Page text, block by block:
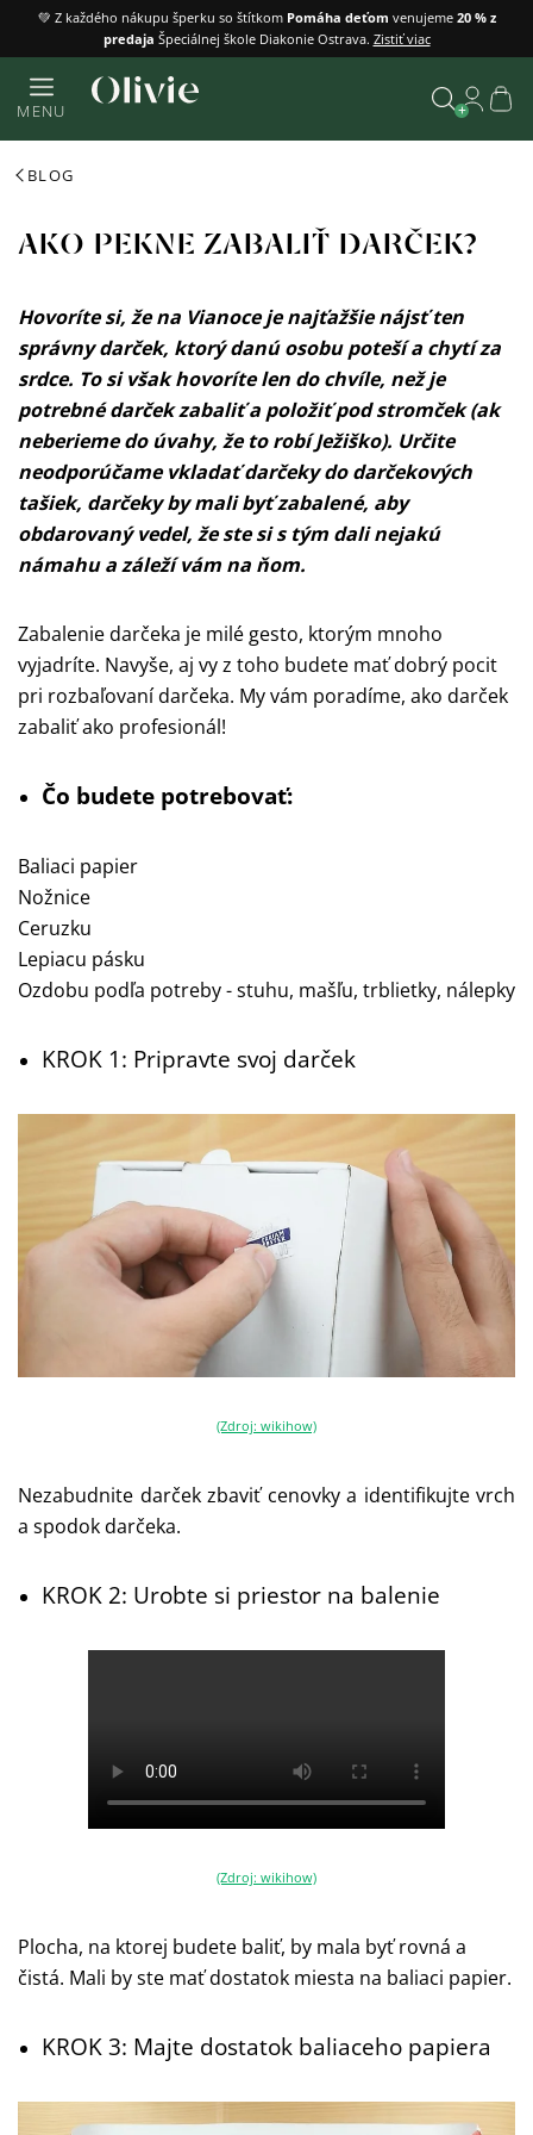
Prejsť
obsah
💚 Z každého nákupu šperku so štítkom Pomáha deťom venujeme 20 % z
predaja Špeciálnej škole Diakonie Ostrava. Zistiť viac
MENU
BLOG
AKO PEKNE ZABALIŤ DARČEK?
Hovoríte si, že na Vianoce je najťažšie nájsť ten
správny darček, ktorý danú osobu poteší a chytí za
srdce. To si však hovoríte len do chvíle, než je
potrebné darček zabaliť a položiť pod stromček (ak
neberieme do úvahy, že to robí Ježiško). Určite
neodporúčame vkladať darčeky do darčekových
tašiek, darčeky by mali byť zabalené, aby
obdarovaný vedel, že ste si s tým dali nejakú
námahu a záleží vám na ňom.
Zabalenie darčeka je milé gesto, ktorým mnoho
vyjadríte. Navyše, aj vy z toho budete mať dobrý pocit
pri rozbaľovaní darčeka. My vám poradíme, ako darček
zabaliť ako profesionál!
Čo budete potrebovať:
Baliaci papier
Nožnice
Ceruzku
Lepiacu pásku
Ozdobu podľa potreby - stuhu, mašľu, trblietky, nálepky
KROK 1: Pripravte svoj darček
(Zdroj: wikihow)
Nezabudnite darček zbaviť cenovky a identifikujte vrch
a spodok darčeka.
KROK 2: Urobte si priestor na balenie
(Zdroj: wikihow)
Plocha, na ktorej budete baliť, by mala byť rovná a
čistá. Mali by ste mať dostatok miesta na baliaci papier.
KROK 3: Majte dostatok baliaceho papiera